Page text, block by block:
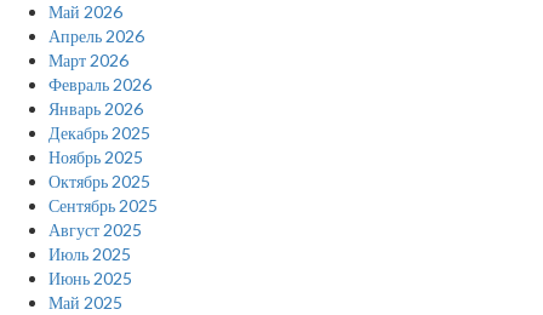
Май 2026
Апрель 2026
Март 2026
Февраль 2026
Январь 2026
Декабрь 2025
Ноябрь 2025
Октябрь 2025
Сентябрь 2025
Август 2025
Июль 2025
Июнь 2025
Май 2025